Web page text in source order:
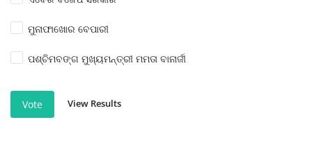
ମୁନାଫାଖୋର ବେପାରୀ
ପଶ୍ଚିମବଙ୍ଗ ମୁଖ୍ୟମନ୍ତ୍ରୀ ମମତା ବାନାର୍ଜୀ
Vote View Results